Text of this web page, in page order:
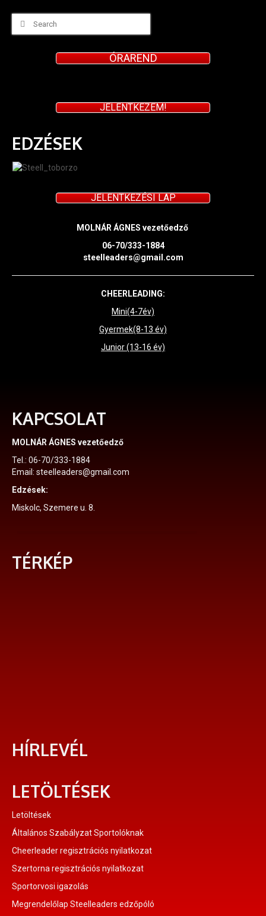
Search
ÓRAREND
JELENTKEZEM!
EDZÉSEK
JELENTKEZÉSI LAP
MOLNÁR ÁGNES vezetőedző
06-70/333-1884
steelleaders@gmail.com
CHEERLEADING:
Mini(4-7év)
Gyermek(8-13 év)
Junior (13-16 év)
KAPCSOLAT
MOLNÁR ÁGNES vezetőedző
Tel.: 06-70/333-1884
Email: steelleaders@gmail.com
Edzések:
Miskolc, Szemere u. 8.
TÉRKÉP
HÍRLEVÉL
LETÖLTÉSEK
Letöltések
Általános Szabályzat Sportolóknak
Cheerleader regisztrációs nyilatkozat
Szertorna regisztrációs nyilatkozat
Sportorvosi igazolás
Megrendelőlap Steelleaders edzőpóló